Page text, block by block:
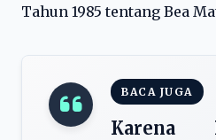
Tahun 1985 tentang Bea
BACA JUGA
Karena